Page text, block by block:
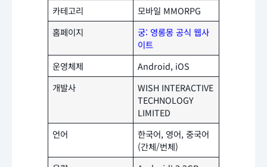
카테고리
모바일 MMORPG
홈페이지
궁: 영롱몽 공식 웹사
이트
운영체제
Android, iOS
개발사
WISH INTERACTIVE
TECHNOLOGY
LIMITED
언어
한국어, 영어, 중국어
(간체/번체)